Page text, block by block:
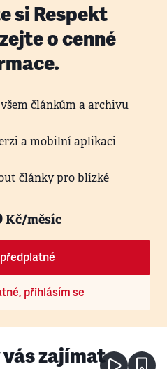
si Respekt
o cenné
článkům a archivu
a mobilní aplikaci
články pro blízké
Kč/měsíc
přihlásím se
zajímat